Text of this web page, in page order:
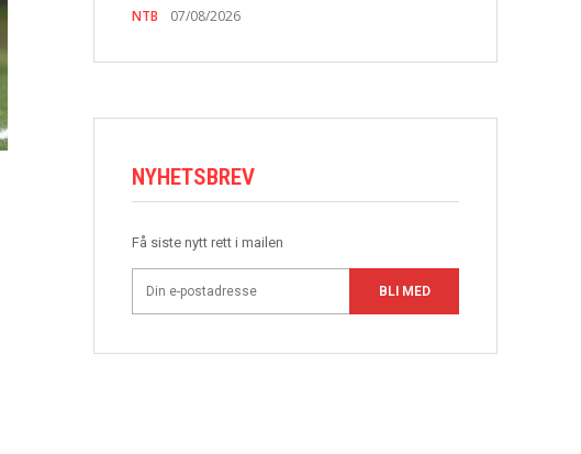
NTB 07/08/2026
NYHETSBREV
Få siste nytt rett i mailen
BLI MED